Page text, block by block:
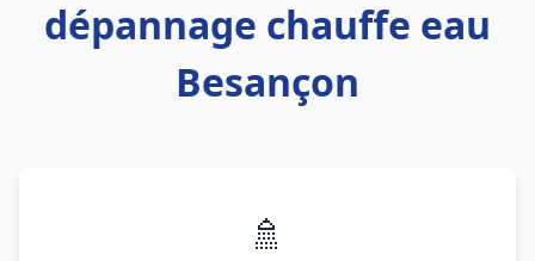
dépannage chauffe eau
Besançon
🚿